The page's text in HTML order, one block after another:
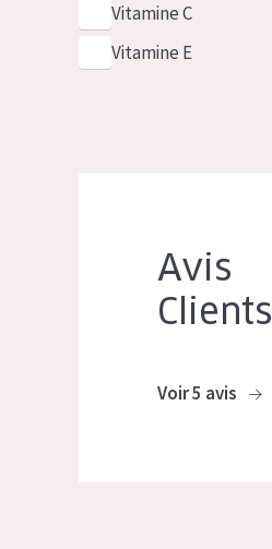
Vitamine C
Vitamine E
Avis
Clients
Voir 5 avis